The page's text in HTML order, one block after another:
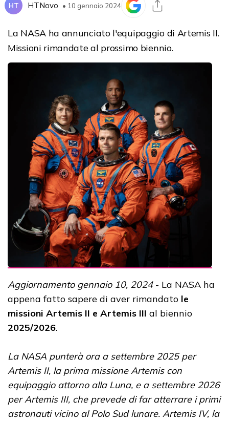
HT HTNovo • 10 gennaio 2024
La NASA ha annunciato l'equipaggio di Artemis II.
Missioni rimandate al prossimo biennio.
Aggiornamento gennaio 10, 2024- La NASA ha
appena fatto sapere di aver rimandato le
missioni Artemis II e Artemis III al biennio
2025/2026.
La NASA punterà ora a settembre 2025 per
Artemis II, la prima missione Artemis con
equipaggio attorno alla Luna, e a settembre 2026
per Artemis III, che prevede di far atterrare i primi
astronauti vicino al Polo Sud lunare. Artemis IV, la